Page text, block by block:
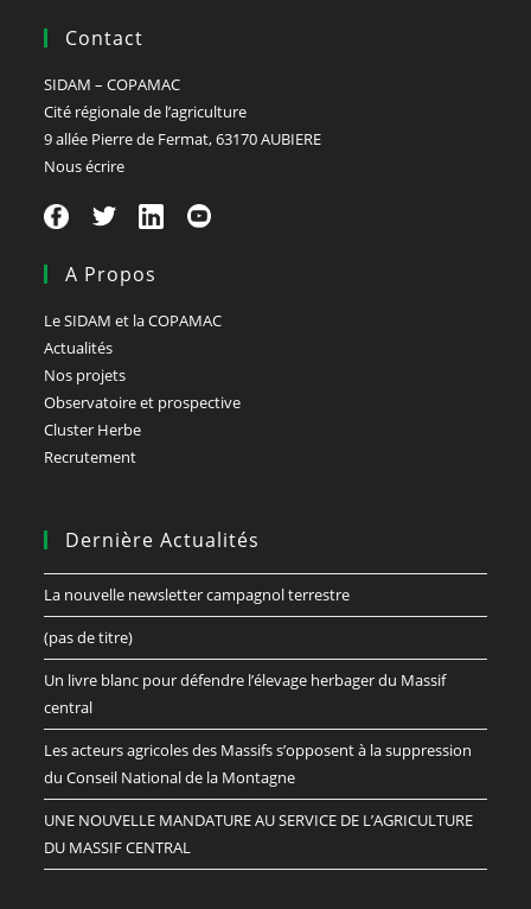
Contact
SIDAM – COPAMAC
Cité régionale de l’agriculture
9 allée Pierre de Fermat, 63170 AUBIERE
Nous écrire
A Propos
Le SIDAM et la COPAMAC
Actualités
Nos projets
Observatoire et prospective
Cluster Herbe
Recrutement
Dernière Actualités
La nouvelle newsletter campagnol terrestre
(pas de titre)
Un livre blanc pour défendre l’élevage herbager du Massif
central
Les acteurs agricoles des Massifs s’opposent à la suppression
du Conseil National de la Montagne
UNE NOUVELLE MANDATURE AU SERVICE DE L’AGRICULTURE
DU MASSIF CENTRAL